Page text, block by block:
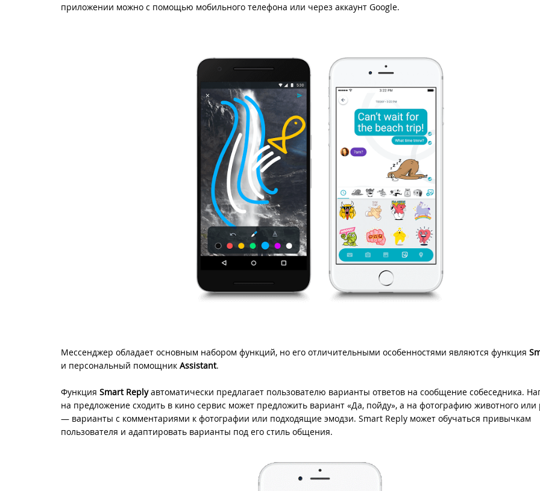
приложении можно с помощью мобильного телефона или через аккаунт Google.
Мессенджер обладает основным набором функций, но его отличительными особенностями являются функция
и персональный помощник Assistant.
Функция Smart Replyавтоматически предлагает пользователю варианты ответов на сообщение собеседника.
на предложение сходить в кино сервис может предложить вариант «Да, пойду», а на фотографию животного или
— варианты с комментариями к фотографии или подходящие эмодзи. Smart Reply может обучаться привычкам
пользователя и адаптировать варианты под его стиль общения.